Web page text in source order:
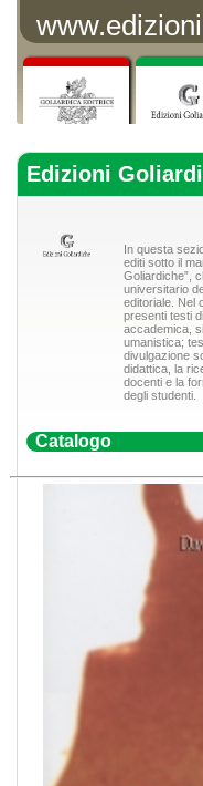
Edizioni
In questa
editi sotto il
Goliardiche”,
universitario
editoriale. Nel
presenti testi
accademica,
umanistica;
divulgazione
didattica, la
docenti e la
degli studenti.
Catalogo